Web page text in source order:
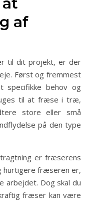
af
til dit projekt, er der
Først og fremmest
behov og
til at fræse i træ,
store eller små
på den type
er fræserens
hurtigere fræseren er,
arbejdet. Dog skal du
fræser kan være